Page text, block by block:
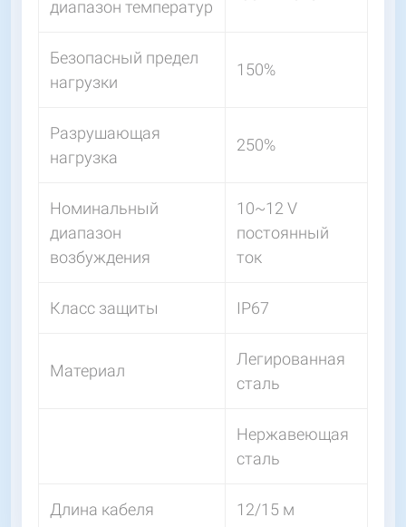
диапазон температур
Безопасный предел
нагрузки
150%
Разрушающая
нагрузка
250%
Номинальный
диапазон
возбуждения
10~12 V
постоянный
ток
Класс защиты IP67
Материал
Легированная
сталь
Нержавеющая
сталь
Длина кабеля 12/15 м